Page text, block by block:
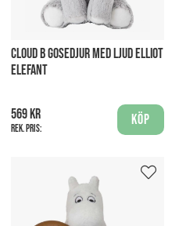
CLOUD B GOSEDJUR MED LJUD ELLIOT
ELEFANT
569 kr
Rek. pris:
Köp